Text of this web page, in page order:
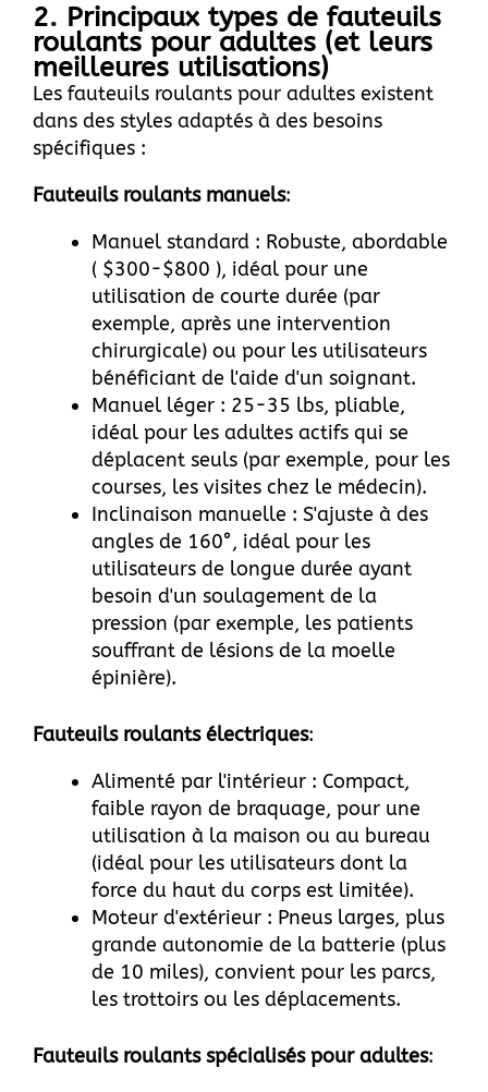
2. Principaux types de fauteuils
roulants pour adultes (et leurs
meilleures utilisations)
Les fauteuils roulants pour adultes existent
dans des styles adaptés à des besoins
spécifiques :
Fauteuils roulants manuels:
Manuel standard : Robuste, abordable
( $300-$800 ), idéal pour une
utilisation de courte durée (par
exemple, après une intervention
chirurgicale) ou pour les utilisateurs
bénéficiant de l'aide d'un soignant.
Manuel léger : 25-35 lbs, pliable,
idéal pour les adultes actifs qui se
déplacent seuls (par exemple, pour les
courses, les visites chez le médecin).
Inclinaison manuelle : S'ajuste à des
angles de 160°, idéal pour les
utilisateurs de longue durée ayant
besoin d'un soulagement de la
pression (par exemple, les patients
souffrant de lésions de la moelle
épinière).
Fauteuils roulants électriques:
Alimenté par l'intérieur : Compact,
faible rayon de braquage, pour une
utilisation à la maison ou au bureau
(idéal pour les utilisateurs dont la
force du haut du corps est limitée).
Moteur d'extérieur : Pneus larges, plus
grande autonomie de la batterie (plus
de 10 miles), convient pour les parcs,
les trottoirs ou les déplacements.
Fauteuils roulants spécialisés pour adultes: